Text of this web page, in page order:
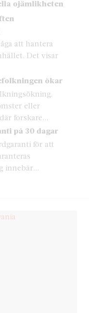
ojämlikheten
att hantera
Det visar
ökar
eller
forskare...
på 30 dagar
för att
innebär...